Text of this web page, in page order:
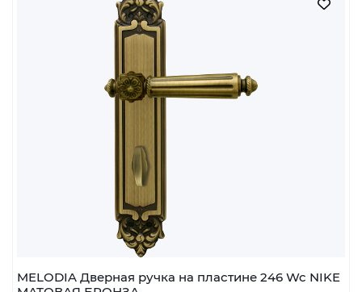
MELODIA Дверная ручка на пластине 246 Wc NIKE